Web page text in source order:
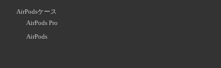
AirPodsケース
AirPods Pro
AirPods